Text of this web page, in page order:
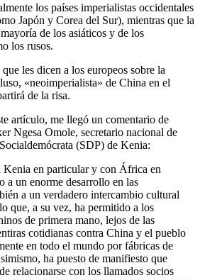
los países imperialistas occidentales
Japón y Corea del Sur), mientras que la
de los asiáticos y de los
los rusos.
les dicen a los europeos sobre la
«neoimperialista» de China en el
de la risa.
artículo, me llegó un comentario de
Ngesa Omole, secretario nacional de
(SDP) de Kenia:
en particular y con África en
a un enorme desarrollo en las
a un verdadero intercambio cultural
que, a su vez, ha permitido a los
de primera mano, lejos de las
cotidianas contra China y el pueblo
en todo el mundo por fábricas de
ha puesto de manifiesto que
relacionarse con los llamados socios